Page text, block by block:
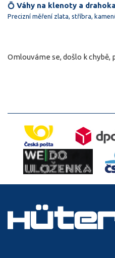
💍 Váhy na klenoty a
Precizní měření zlata, stříbra,
Omlouváme se, došlo k